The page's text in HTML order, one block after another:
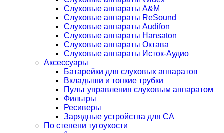
Слуховые аппараты A&M
Слуховые аппараты ReSound
Слуховые аппараты Audifon
Слуховые аппараты Hansaton
Слуховые аппараты Октава
Слуховые аппараты Исток-Аудио
Аксессуары
Батарейки для слуховых аппаратов
Вкладыши и тонкие трубки
Пульт управления слуховым аппаратом
Фильтры
Ресиверы
Зарядные устройства для СА
По степени тугоухости